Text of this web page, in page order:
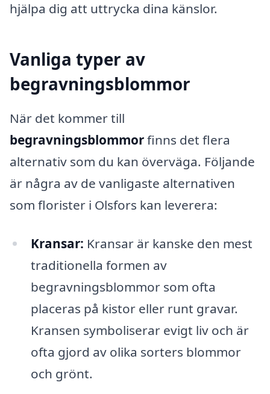
hjälpa dig att uttrycka dina känslor.
Vanliga typer av
begravningsblommor
När det kommer till
begravningsblommorfinns det flera
alternativ som du kan överväga. Följande
är några av de vanligaste alternativen
som florister i Olsfors kan leverera:
Kransar: Kransar är kanske den mest
traditionella formen av
begravningsblommor som ofta
placeras på kistor eller runt gravar.
Kransen symboliserar evigt liv och är
ofta gjord av olika sorters blommor
och grönt.